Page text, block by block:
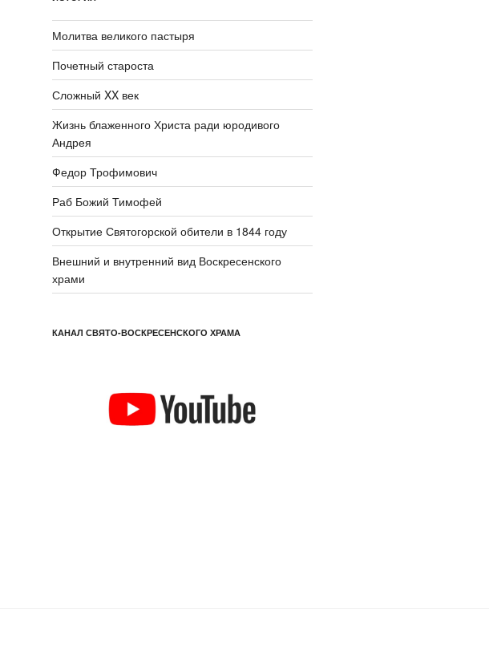
Молитва великого пастыря
Почетный староста
Сложный XX век
Жизнь блаженного Христа ради юродивого
Андрея
Федор Трофимович
Раб Божий Тимофей
Открытие Святогорской обители в 1844 году
Внешний и внутренний вид Воскресенского
храми
КАНАЛ СВЯТО-ВОСКРЕСЕНСКОГО ХРАМА